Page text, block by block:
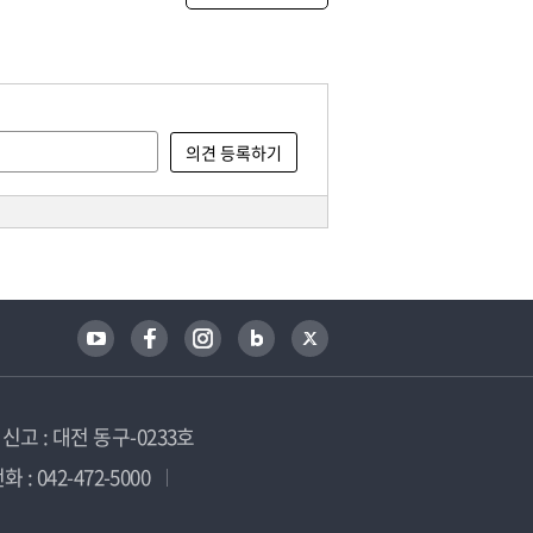
고 : 대전 동구-0233호
: 042-472-5000